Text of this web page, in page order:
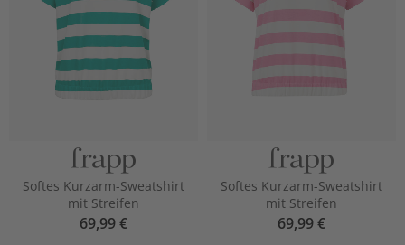
Softes Kurzarm-Sweatshirt
mit Streifen
69,99 €
Softes Kurzarm-Sweatshirt
mit Streifen
69,99 €